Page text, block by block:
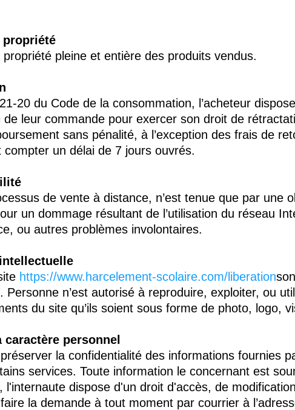
propriété
pleine et entière des produits vendus.
20 du Code de la consommation, l’acheteur
leur commande pour exercer son droit de
sans pénalité, à l’exception des frais de
un délai de 7 jours ouvrés.
de vente à distance, n’est tenue que par une
un dommage résultant de l’utilisation du réseau
ou autres problèmes involontaires.
https://www.harcelement-scolaire.com/liberation
Personne n’est autorisé à reproduire, exploiter, ou
du site qu’ils soient sous forme de photo, logo,
personnel
la confidentialité des informations fournies
services. Toute information le concernant est
l'internaute dispose d'un droit d'accès, de
la demande à tout moment par courrier à